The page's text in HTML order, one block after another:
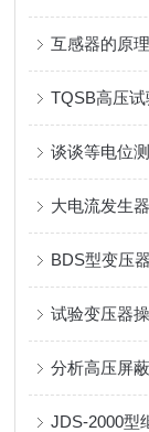
互感器的原
TQSB高压
谈谈等电位
大电流发生
BDS型变压
试验变压器
分析高压屏
JDS-2000型